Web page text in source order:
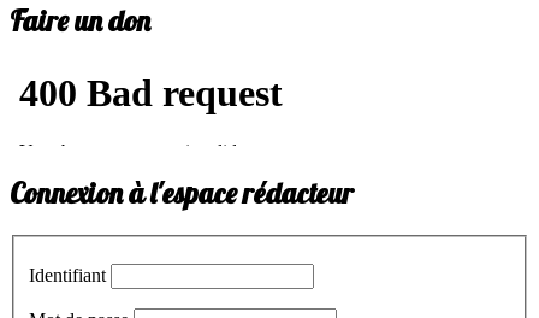
Faire un don
Connexion à l'espace rédacteur
Identifiant